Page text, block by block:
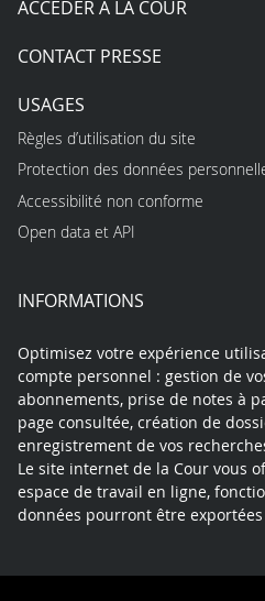
ACCÉDER À LA COUR
CONTACT PRESSE
USAGES
Règles d’utilisation du site
Protection des données
Accessibilité non conforme
Open data et API
INFORMATIONS
Optimisez votre expérience
compte personnel : gestion de
abonnements, prise de notes à
page consultée, création de
enregistrement de vos
Le site internet de la Cour vous
espace de travail en ligne,
données pourront être